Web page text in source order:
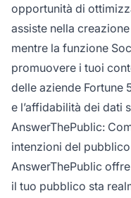
opportunità di
assiste nella
mentre la funzione
promuovere i tuoi
delle aziende Fortune
e l’affidabilità dei dati
AnswerThePublic:
intenzioni del pubblico
AnswerThePublic
il tuo pubblico sta